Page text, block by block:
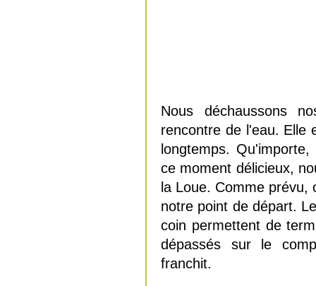
Nous déchaussons
rencontre de l'eau. Elle
longtemps.
ce moment délicieux,
la Loue. Comme
notre point de départ.
coin permettent de
dépassés sur le
franchit.